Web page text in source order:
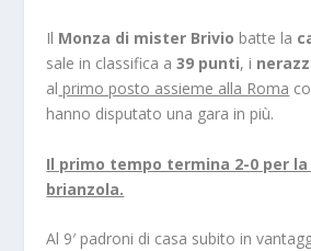
Il Monza di mister Brivio batte la
sale in classifica a 39 punti, i
al primo posto assieme alla Roma
hanno disputato una gara in più.
Il primo tempo termina 2-0 per la
brianzola.
Al 9′ padroni di casa subito in